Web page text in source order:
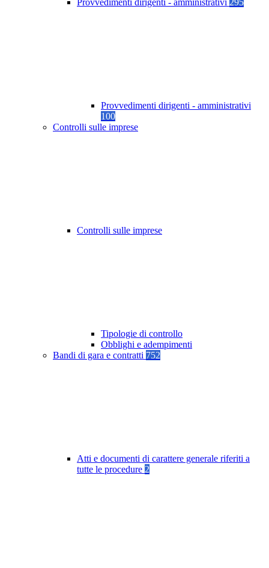
Provvedimenti dirigenti - amministrativi 295
Provvedimenti dirigenti - amministrativi
100
Controlli sulle imprese
Controlli sulle imprese
Tipologie di controllo
Obblighi e adempimenti
Bandi di gara e contratti 752
Atti e documenti di carattere generale riferiti a
tutte le procedure 2